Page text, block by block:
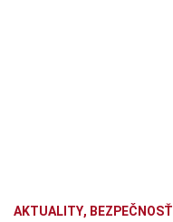
AKTUALITY, BEZPEČNOSŤ